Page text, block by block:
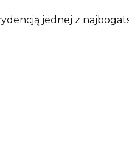
jednej z